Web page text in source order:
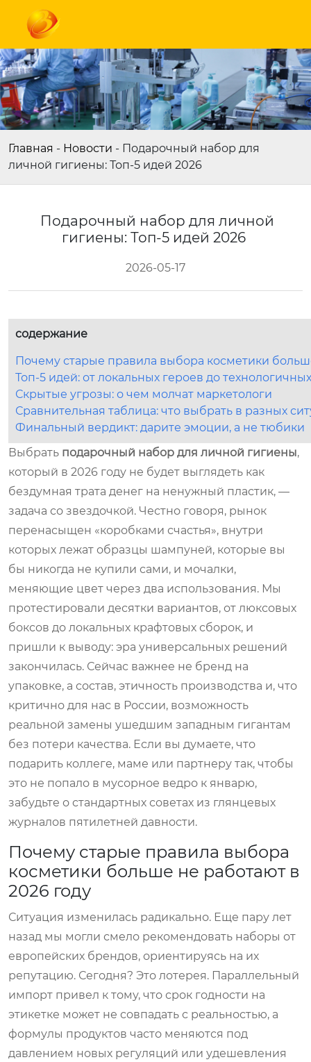
Главная - Новости - Подарочный набор для
личной гигиены: Топ-5 идей 2026
Подарочный набор для личной
гигиены: Топ-5 идей 2026
2026-05-17
содержание
Почему старые правила выбора косметики
Топ-5 идей: от локальных героев до
Скрытые угрозы: о чем молчат маркетологи
Сравнительная таблица: что выбрать в разных
Финальный вердикт: дарите эмоции, а не тюбики
Выбрать подарочный набор для личной гигиены,
который в 2026 году не будет выглядеть как
бездумная трата денег на ненужный пластик, —
задача со звездочкой. Честно говоря, рынок
перенасыщен «коробками счастья», внутри
которых лежат образцы шампуней, которые вы
бы никогда не купили сами, и мочалки,
меняющие цвет через два использования. Мы
протестировали десятки вариантов, от люксовых
боксов до локальных крафтовых сборок, и
пришли к выводу: эра универсальных решений
закончилась. Сейчас важнее не бренд на
упаковке, а состав, этичность производства и, что
критично для нас в России, возможность
реальной замены ушедшим западным гигантам
без потери качества. Если вы думаете, что
подарить коллеге, маме или партнеру так, чтобы
это не попало в мусорное ведро к январю,
забудьте о стандартных советах из глянцевых
журналов пятилетней давности.
Почему старые правила выбора
косметики больше не работают в
2026 году
Ситуация изменилась радикально. Еще пару лет
назад мы могли смело рекомендовать наборы от
европейских брендов, ориентируясь на их
репутацию. Сегодня? Это лотерея. Параллельный
импорт привел к тому, что срок годности на
этикетке может не совпадать с реальностью, а
формулы продуктов часто меняются под
давлением новых регуляций или удешевления